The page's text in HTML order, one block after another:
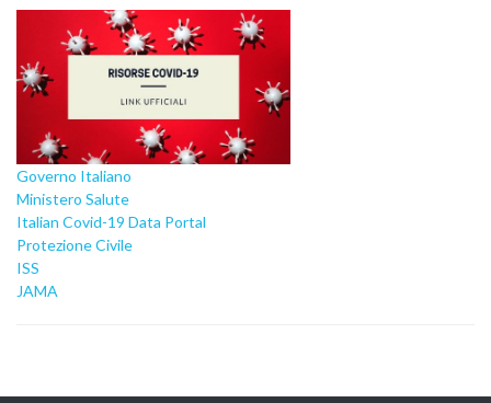
Governo Italiano
Ministero Salute
Italian Covid-19 Data Portal
Protezione Civile
ISS
JAMA